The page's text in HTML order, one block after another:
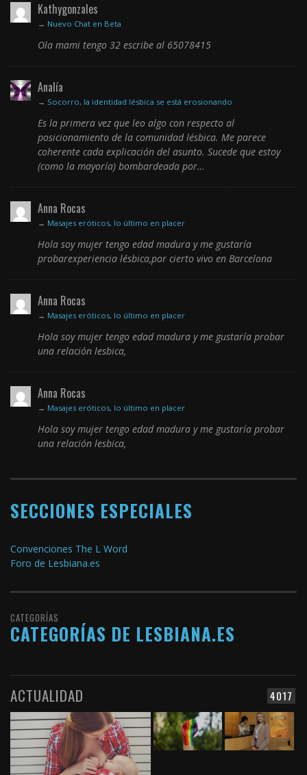
Kathygonzales
→ Nuevo Chat en Beta
Ola mami tengo 32 escribe al 65078415
Analía
→ Socorro, la identidad lésbica se está erosionando
Es la primera vez que leo algo con respecto al
posicionamiento de la comunidad lésbica. Me parece
coherente cada explicación del asunto. Sucede que estoy
(como la mayoría) bombardeada por…
Anna Rocas
→ Masajes eróticos, lo último en placer
Hola soy mujer tengo edad madura y me gustaría
probarexperiencia lésbica,por cierto vivo en Barcelona
Anna Rocas
→ Masajes eróticos, lo último en placer
Hola soy mujer tengo edad madura y me gustaría probar
una relación lesbica,
Anna Rocas
→ Masajes eróticos, lo último en placer
Hola soy mujer tengo edad madura y me gustaría probar
una relación lesbica,
SECCIONES ESPECIALES
Convenciones The L Word
Foro de Lesbiana.es
CATEGORÍAS
CATEGORÍAS DE LESBIANA.ES
4017
ACTUALIDAD